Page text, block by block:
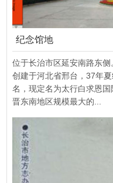
纪念馆地
位于长治市区延安南路东
创建于河北省邢台，37年
名，现定名为太行白求恩
晋东南地区规模最大的...